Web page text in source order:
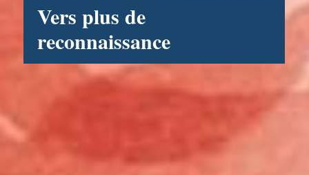
Vers plus de
reconnaissance